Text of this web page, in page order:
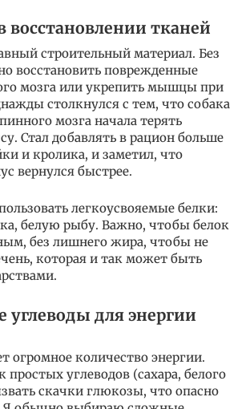
восстановлении тканей
строительный материал. Без
восстановить поврежденные
мозга или укрепить мышцы при
столкнулся с тем, что собака
мозга начала терять
Стал добавлять в рацион больше
и кролика, и заметил, что
вернулся быстрее.
легкоусвояемые белки:
белую рыбу. Важно, чтобы белок
без лишнего жира, чтобы не
которая и так может быть
углеводы для энергии
огромное количество энергии.
углеводов (сахара, белого
скачки глюкозы, что опасно